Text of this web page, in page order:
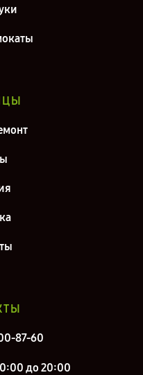
87-60
до 20:00